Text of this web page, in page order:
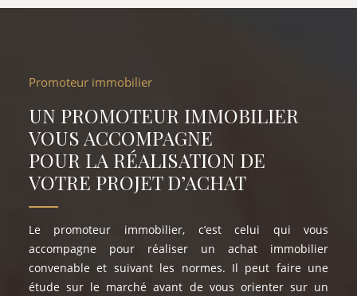
Promoteur immobilier
UN PROMOTEUR IMMOBILIER
VOUS ACCOMPAGNE
POUR LA RÉALISATION DE
VOTRE PROJET D’ACHAT
Le promoteur immobilier, c’est celui qui vous
accompagne pour réaliser un achat immobilier
convenable et suivant les normes. Il peut faire une
étude sur le marché avant de vous orienter sur un